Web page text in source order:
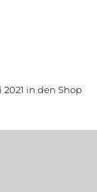
in den Shop